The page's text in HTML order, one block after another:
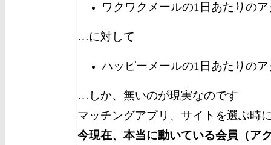
ワクワクメールの1日あたりの
…に対して
ハッピーメールの1日あたりの
…しか、無いのが現実なのです
マッチングアプリ、サイトを選ぶ時
今現在、本当に動いている会員（ア